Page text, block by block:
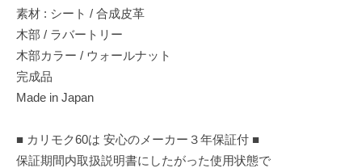
素材 : シート / 合成皮革
木部 / ラバートリー
木部カラー / ウォールナット
完成品
Made in Japan
■ カリモク60は 安心のメーカー３年保証付 ■
保証期間内取扱説明書にしたがった使用状態で